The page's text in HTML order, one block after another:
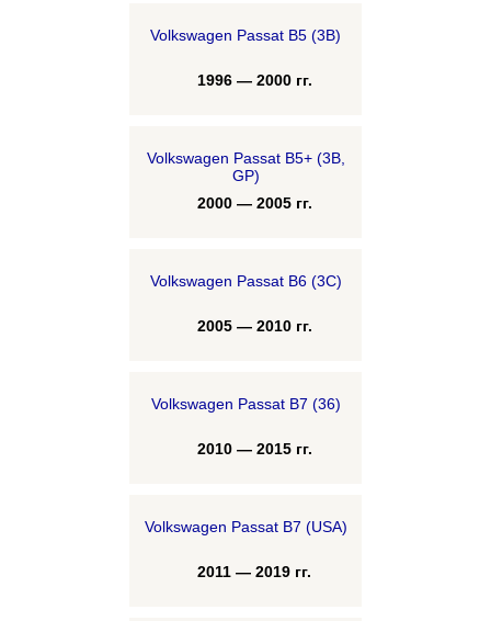
Volkswagen Passat B5 (3B)
1996 — 2000 гг.
Volkswagen Passat B5+ (3B,
GP)
2000 — 2005 гг.
Volkswagen Passat B6 (3C)
2005 — 2010 гг.
Volkswagen Passat B7 (36)
2010 — 2015 гг.
Volkswagen Passat B7 (USA)
2011 — 2019 гг.